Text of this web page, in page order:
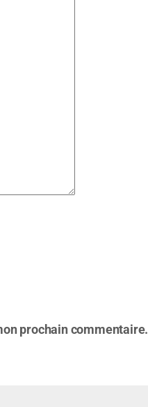
prochain commentaire.